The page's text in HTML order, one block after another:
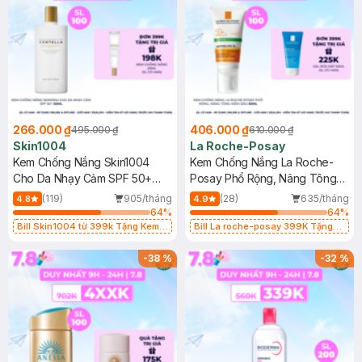
266.000 ₫495.000 ₫
Skin1004
Kem Chống Nắng Skin1004
Cho Da Nhạy Cảm SPF 50+
50ml
4.8 (119)
905/tháng
64%
Bill Skin1004 từ 399k Tặng Kem
SPF 50+ 20ml (SL Có Hạn)
406.000 ₫610.000 ₫
La Roche-Posay
Kem Chống Nắng La Roche-
Posay Phổ Rộng, Nâng Tông
Kiềm Dầu 50ml
4.9 (28)
635/tháng
64%
Bill La roche-posay 399K Tặng
(SL có hạn)
-38% -32%